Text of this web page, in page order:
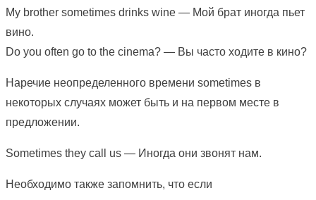
My brother sometimes drinks wine — Мой брат иногда пьет
вино.
Do you often go to the cinema? — Вы часто ходите в кино?
Наречие неопределенного времени sometimes в
некоторых случаях может быть и на первом месте в
предложении.
Sometimes they call us — Иногда они звонят нам.
Необходимо также запомнить, что если